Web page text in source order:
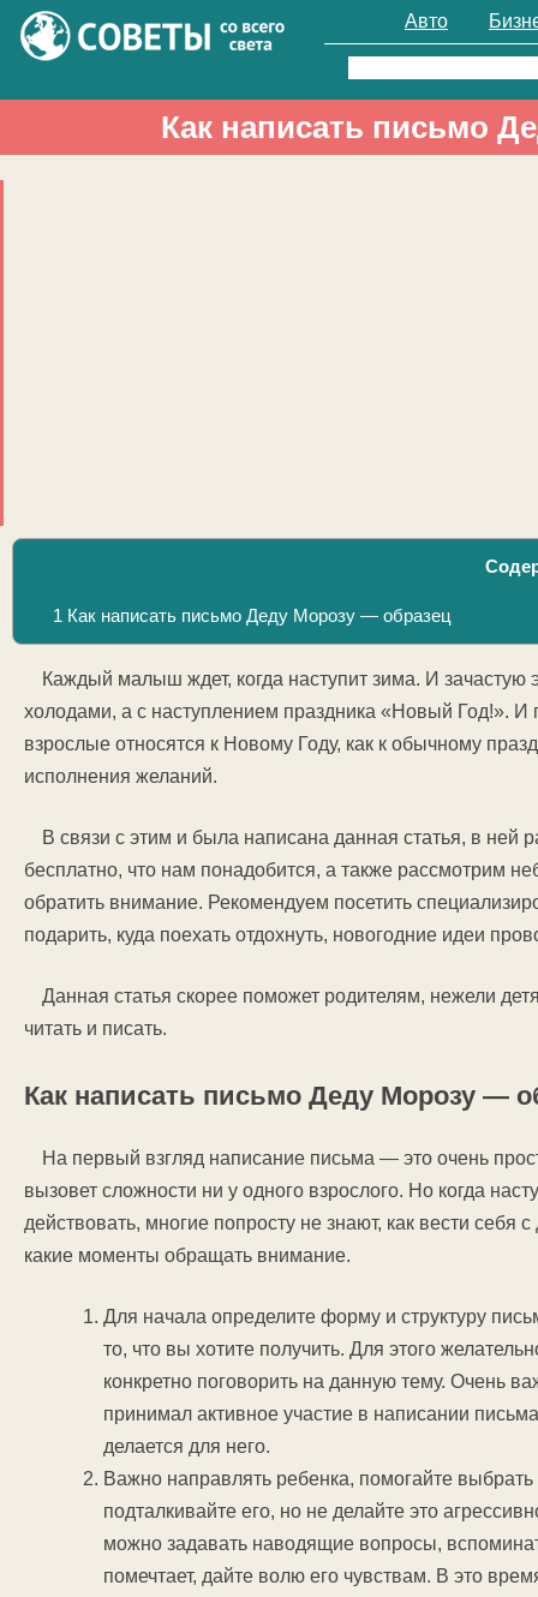
Авто
Найти:
Как написать письмо
1 Как написать письмо Деду Морозу — образец
Каждый малыш ждет, когда наступит зима. И
холодами, а с наступлением праздника «Новый Год!».
взрослые относятся к Новому Году, как к обычному
исполнения желаний.
В связи с этим и была написана данная статья, в ней
бесплатно, что нам понадобится, а также рассмотрим
обратить внимание. Рекомендуем посетить
подарить, куда поехать отдохнуть, новогодние идеи
Данная статья скорее поможет родителям, нежели
читать и писать.
Как написать письмо Деду Морозу —
На первый взгляд написание письма — это очень
вызовет сложности ни у одного взрослого. Но когда
действовать, многие попросту не знают, как вести себя
какие моменты обращать внимание.
Для начала определите форму и структуру
то, что вы хотите получить. Для этого
конкретно поговорить на данную тему. Очень
принимал активное участие в написании
делается для него.
Важно направлять ребенка, помогайте
подталкивайте его, но не делайте это
можно задавать наводящие вопросы,
помечтает, дайте волю его чувствам. В это